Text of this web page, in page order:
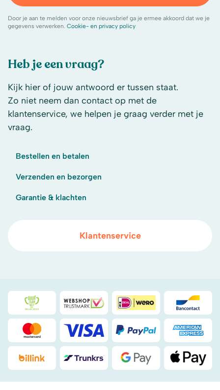
Heb je een vraag?
Kijk hier of jouw antwoord er tussen staat.
Zo niet neem dan contact op met de
klantenservice, we helpen je graag verder met je
vraag.
Bestellen en betalen
Verzenden en bezorgen
Garantie & klachten
Klantenservice
Door je aan te melden voor onze nieuwsbrief ga je ermee akkoord dat we je
gegevens verwerken. Cookie- en privacy policy
Duurzaamheidsprijs duin- & bollenstreek
WebwinkelKeuriDeal
Mastercard Visa PayPal
Billink DHL Google Pay Apple